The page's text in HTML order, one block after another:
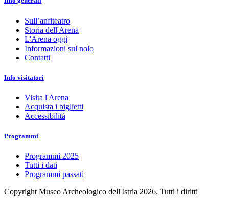
Sull’anfiteatro
Storia dell'Arena
L'Arena oggi
Informazioni sul nolo
Contatti
Info visitatori
Visita l'Arena
Acquista i biglietti
Accessibilità
Programmi
Programmi 2025
Tutti i dati
Programmi passati
Copyright Museo Archeologico dell'Istria 2026. Tutti i diritti